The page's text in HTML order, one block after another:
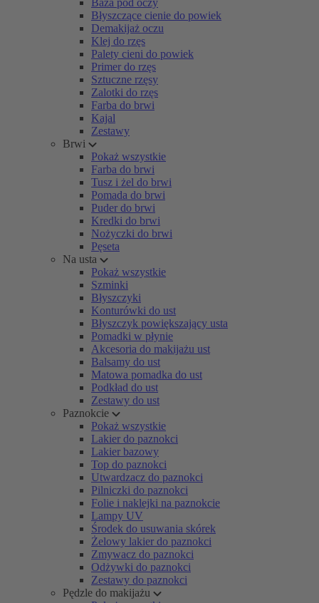
Baza pod oczy
Błyszczące cienie do powiek
Demakijaż oczu
Klej do rzęs
Palety cieni do powiek
Primer do rzęs
Sztuczne rzęsy
Zalotki do rzęs
Farba do brwi
Kajal
Zestawy
Brwi
Pokaż wszystkie
Farba do brwi
Tusz i żel do brwi
Pomada do brwi
Puder do brwi
Kredki do brwi
Nożyczki do brwi
Pęseta
Na usta
Pokaż wszystkie
Szminki
Błyszczyki
Konturówki do ust
Błyszczyk powiększający usta
Pomadki w płynie
Akcesoria do makijażu ust
Balsamy do ust
Matowa pomadka do ust
Podkład do ust
Zestawy do ust
Paznokcie
Pokaż wszystkie
Lakier do paznokci
Lakier bazowy
Top do paznokci
Utwardzacz do paznokci
Pilniczki do paznokci
Folie i naklejki na paznokcie
Lampy UV
Środek do usuwania skórek
Żelowy lakier do paznokci
Zmywacz do paznokci
Odżywki do paznokci
Zestawy do paznokci
Pędzle do makijażu